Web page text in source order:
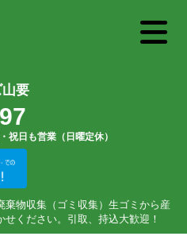
要
祝日も営業（日曜定休）
物収集（ゴミ収集）生ゴミから産
ください。引取、持込大歓迎！